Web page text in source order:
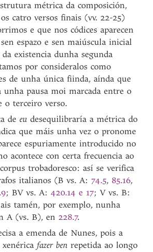
métrica da composición,
catro versos finais (vv. 22-25)
e que nos códices aparecen
espazo e sen maiúscula inicial
existencia dunha segunda
por consideralos como
de unha única fiinda, aínda que
unha pausa moi marcada entre o
o terceiro verso.
deeudesequilibraría a métrica do
que máis unha vez o pronome
espuriamente introducido no
acontece con certa frecuencia ao
trobadoresco: así se verifica
italianos (B vs. A:74.5, 85.16,
; BV vs. A:420.14 e 17; V vs. B:
tamén, por exemplo, nunha
A (vs. B), en 228.7.
a emenda de Nunes, pois a
xenéricafazer ben repetida ao longo